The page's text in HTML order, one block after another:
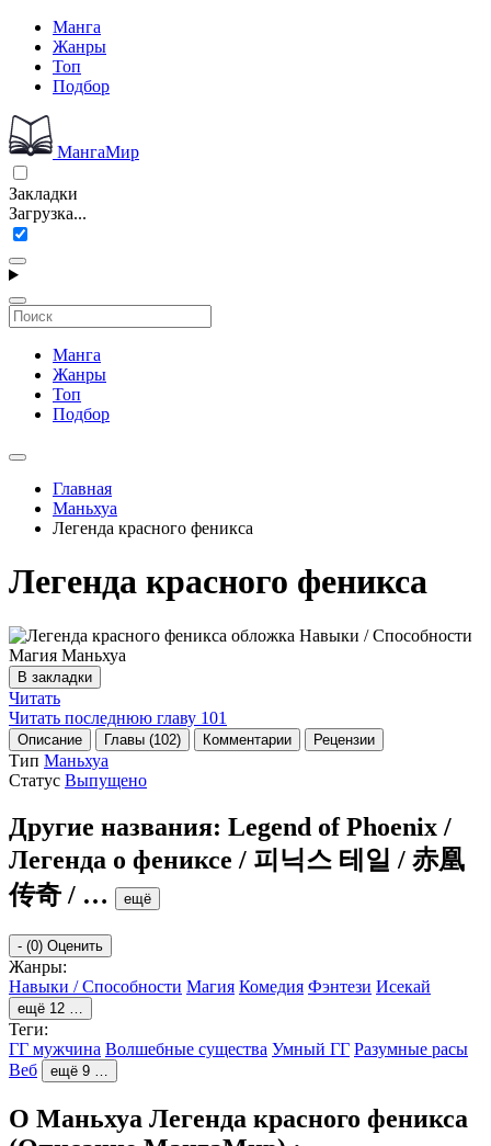
Манга
Жанры
Топ
Подбор
МангаМир
Закладки
Загрузка...
Манга
Жанры
Топ
Подбор
Главная
Маньхуа
Легенда красного феникса
Легенда красного феникса
В закладки
Читать
Читать последнюю главу 101
Описание Главы (102) Комментарии Рецензии
Тип Маньхуа
Статус Выпущено
Другие названия: Legend of Phoenix /
Легенда о фениксе / 피닉스 테일 / 赤凰
传奇 / … ещё
- (0) Оценить
Жанры:
Навыки / Способности Магия Комедия Фэнтези Исекай
ещё 12 …
Теги:
ГГ мужчина Волшебные существа Умный ГГ Разумные расы
Веб
ещё 9 …
О Маньхуа Легенда красного феникса